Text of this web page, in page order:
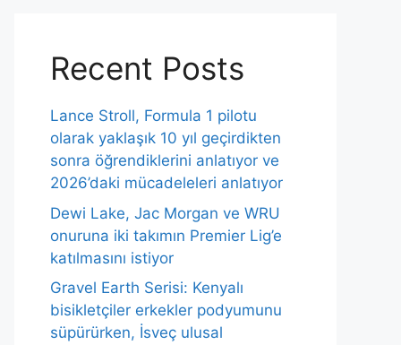
Recent Posts
Lance Stroll, Formula 1 pilotu
olarak yaklaşık 10 yıl geçirdikten
sonra öğrendiklerini anlatıyor ve
2026’daki mücadeleleri anlatıyor
Dewi Lake, Jac Morgan ve WRU
onuruna iki takımın Premier Lig’e
katılmasını istiyor
Gravel Earth Serisi: Kenyalı
bisikletçiler erkekler podyumunu
süpürürken, İsveç ulusal